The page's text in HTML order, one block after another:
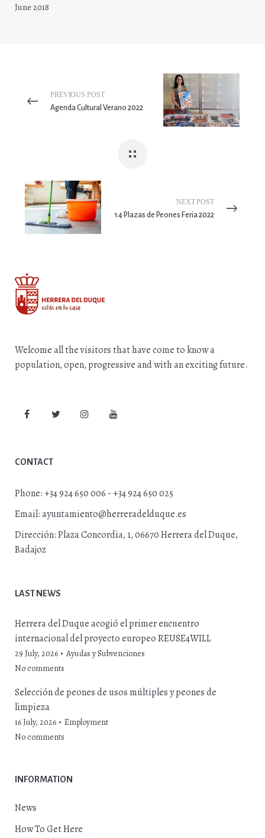
June 2018
PREVIOUS POST
Agenda Cultural Verano 2022
NEXT POST
14 Plazas de Peones Feria 2022
Welcome all the visitors that have come to know a
population, open, progressive and with an exciting future.
CONTACT
Phone:+34 924 650 006 - +34 924 650 025
Email:ayuntamiento@herreradelduque.es
Dirección:Plaza Concordia, 1, 06670 Herrera del Duque,
Badajoz
LAST NEWS
Herrera del Duque acogió el primer encuentro
internacional del proyecto europeo REUSE4WILL
29 July, 2026
Ayudas y Subvenciones
No comments
Selección de peones de usos múltiples y peones de
limpieza
16 July, 2026
Employment
No comments
INFORMATION
News
How To Get Here